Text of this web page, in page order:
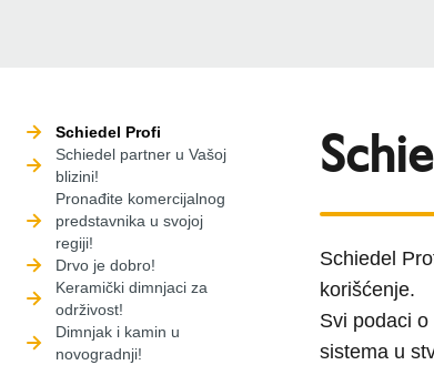
Schiedel Profi
Schiedel partner u Vašoj
blizini!
Pronađite komercijalnog
predstavnika u svojoj
regiji!
Drvo je dobro!
Keramički dimnjaci za
održivost!
Dimnjak i kamin u
novogradnji!
Schiedel
korišćenje.
Svi podaci
sistema u